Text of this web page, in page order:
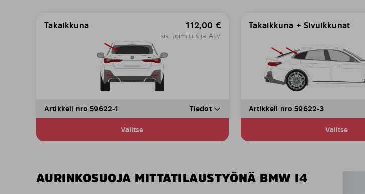
Takaikkuna 112,00 €
sis. toimitus ja ALV
Artikkeli nro 59622-1 Tiedot
Valitse
Takaikkuna + Sivuikkunat
Artikkeli nro 59622-3
Valitse
AURINKOSUOJA MITTATILAUSTYÖNÄ BMW I4